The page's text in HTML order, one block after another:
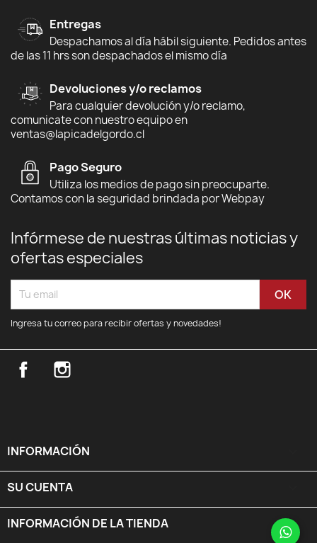
Entregas
Despachamos al día hábil siguiente. Pedidos antes
de las 11 hrs son despachados el mismo día
Devoluciones y/o reclamos
Para cualquier devolución y/o reclamo,
comunicate con nuestro equipo en
ventas@lapicadelgordo.cl
Pago Seguro
Utiliza los medios de pago sin preocuparte.
Contamos con la seguridad brindada por Webpay
Infórmese de nuestras últimas noticias y
ofertas especiales
Ingresa tu correo para recibir ofertas y novedades!
Facebook
INFORMACIÓN
SU CUENTA
INFORMACIÓN DE LA TIENDA keyboard_arrow_down